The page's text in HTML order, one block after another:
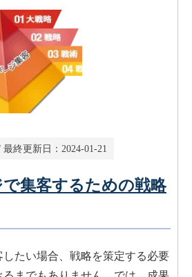
最終更新日： 2024-01-21
集客するための戦略
たい場合、戦略を策定する必要